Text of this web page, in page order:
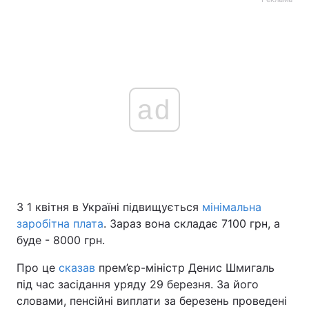
Головна
Україна
Економіка Світ
ad
З 1 квітня в Україні підвищується мінімальна
заробітна плата. Зараз вона складає 7100 грн, а
буде - 8000 грн.
Про це сказав прем’єр-міністр Денис Шмигаль
під час засідання уряду 29 березня. За його
словами, пенсійні виплати за березень проведені